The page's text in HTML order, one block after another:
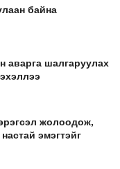
байна
аварга шалгаруулах
жолоодож,
эмэгтэйг